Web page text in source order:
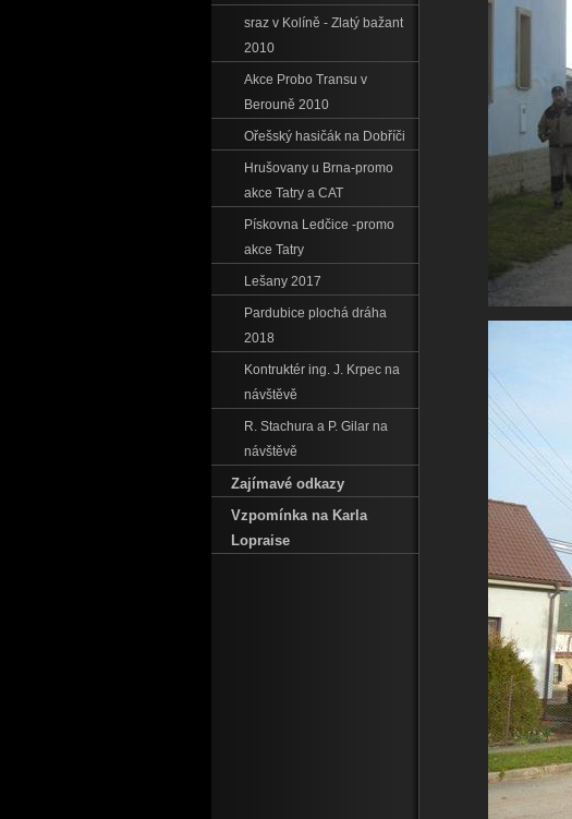
sraz v Kolíně - Zlatý bažant
2010
Akce Probo Transu v
Berouně 2010
Ořešský hasičák na Dobříči
Hrušovany u Brna-promo
akce Tatry a CAT
Pískovna Ledčice -promo
akce Tatry
Lešany 2017
Pardubice plochá dráha
2018
Kontruktér ing. J. Krpec na
návštěvě
R. Stachura a P. Gilar na
návštěvě
Zajímavé odkazy
Vzpomínka na Karla
Lopraise